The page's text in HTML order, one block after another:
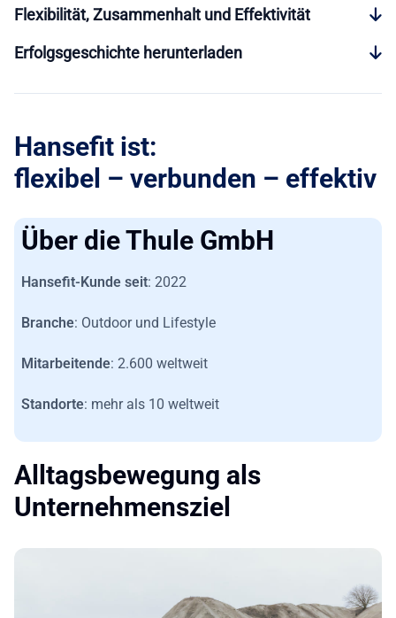
Flexibilität, Zusammenhalt und Effektivität
Erfolgsgeschichte herunterladen
Hansefit ist:
flexibel – verbunden – effektiv
Über die Thule GmbH
Hansefit-Kunde seit: 2022
Branche: Outdoor und Lifestyle
Mitarbeitende: 2.600 weltweit
Standorte: mehr als 10 weltweit
Alltagsbewegung als
Unternehmensziel